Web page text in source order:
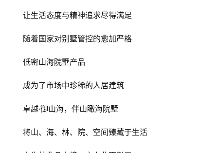
让生活态度与精神追求尽得满足
随着国家对别墅管控的愈加严格
低密山海院墅产品
成为了市场中珍稀的人居建筑
卓越·御山海，伴山瞰海院墅
将山、海、林、院、空间臻藏于生活